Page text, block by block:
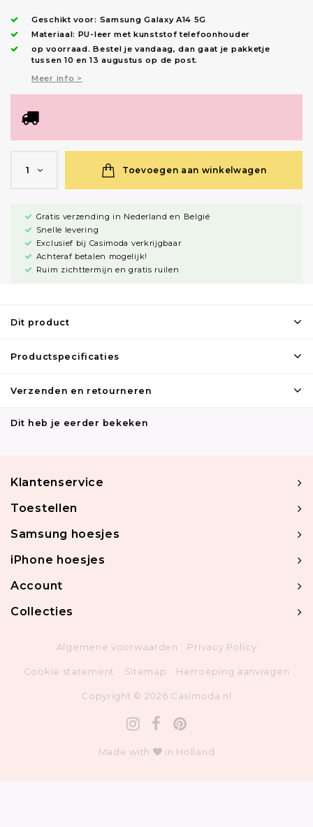
Geschikt voor: Samsung Galaxy A14 5G
Materiaal: PU-leer met kunststof telefoonhouder
op voorraad.Bestel je vandaag, dan gaat je pakketje
tussen 10 en 13 augustus op de post.
Meer info >
1 Toevoegen aan winkelwagen
Gratis verzending in Nederland en België
Snelle levering
Exclusief bij Casimoda verkrijgbaar
Achteraf betalen mogelijk!
Ruim zichttermijn en gratis ruilen
Dit product
Productspecificaties
Verzenden en retourneren
Dit heb je eerder bekeken
Klantenservice
Toestellen
Samsung hoesjes
iPhone hoesjes
Account
Collecties
Algemene voorwaarden Privacy Policy
Cookie statement Sitemap Herroeping aanvragen
Copyright © 2026 Casimoda.nl
Made with in Holland